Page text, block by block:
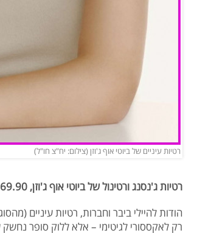
רטיות עיניים של ביוטי אוף ג'וזן (צילום: יח"צ חו"ל)
רטיות ג'נסנג ורטינול של ביוטי אוף ג'וזן, 69.90 שקלים
הודות להיילי ביבר וחברות, רטיות עיניים
רק לאקססורי לגיטימי – אלא ללוק סופר